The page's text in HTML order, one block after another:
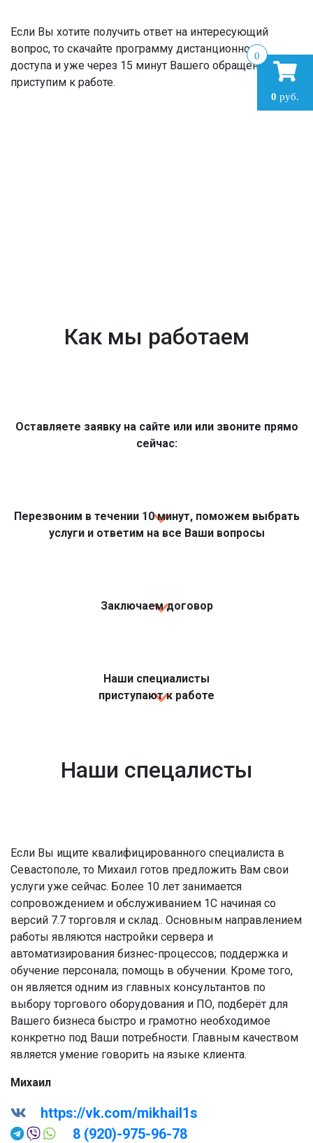
Если Вы хотите получить ответ на интересующий
вопрос, то скачайте программу дистанционного
доступа и уже через 15 минут Вашего обращения мы
приступим к работе.
Как мы работаем
Оставляете заявку на сайте или или звоните прямо
сейчас:
Перезвоним в течении 10 минут, поможем выбрать
услуги и ответим на все Ваши вопросы
Заключаем договор
Наши специалисты
приступают к работе
Наши спецалисты
Если Вы ищите квалифицированного специалиста в
Севастополе, то Михаил готов предложить Вам свои
услуги уже сейчас. Более 10 лет занимается
сопровождением и обслуживанием 1С начиная со
версий 7.7 торговля и склад.. Основным направлением
работы являются настройки сервера и
автоматизирования бизнес-процессов; поддержка и
обучение персонала; помощь в обучении. Кроме того,
он является одним из главных консультантов по
выбору торгового оборудования и ПО, подберёт для
Вашего бизнеса быстро и грамотно необходимое
конкретно под Ваши потребности. Главным качеством
является умение говорить на языке клиента.
Михаил
https://vk.com/mikhail1s
8 (920)-975-96-78
0
0 руб.